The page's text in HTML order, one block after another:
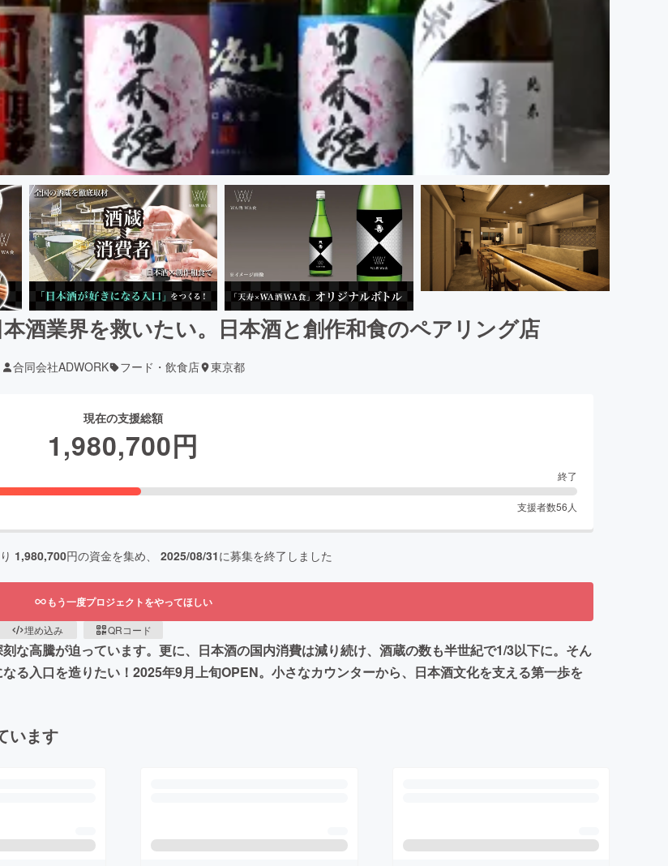
本酒業界を救いたい。日本酒と創作和食のペアリング店
合同会社ADWORK フード・飲食店 東京都
現在の支援総額
1,980,700円
終了
支援者数56 人
1,980,700円の資金を集め、 2025/08/31に募集を終了しました
もう一度プロジェクトをやってほしい
埋め込み QRコード
な高騰が迫っています。更に、日本酒の国内消費は減り続け、酒蔵の数も半世紀で1/3以下に。そん
る入口を造りたい！2025年9月上旬OPEN。小さなカウンターから、日本酒文化を支える第一歩を
います